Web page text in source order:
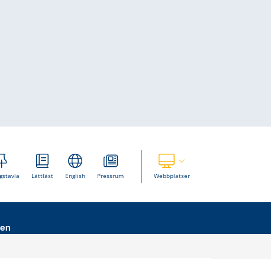
Lättläst English Pressrum WebbplatserVisa våra andra webbplatser